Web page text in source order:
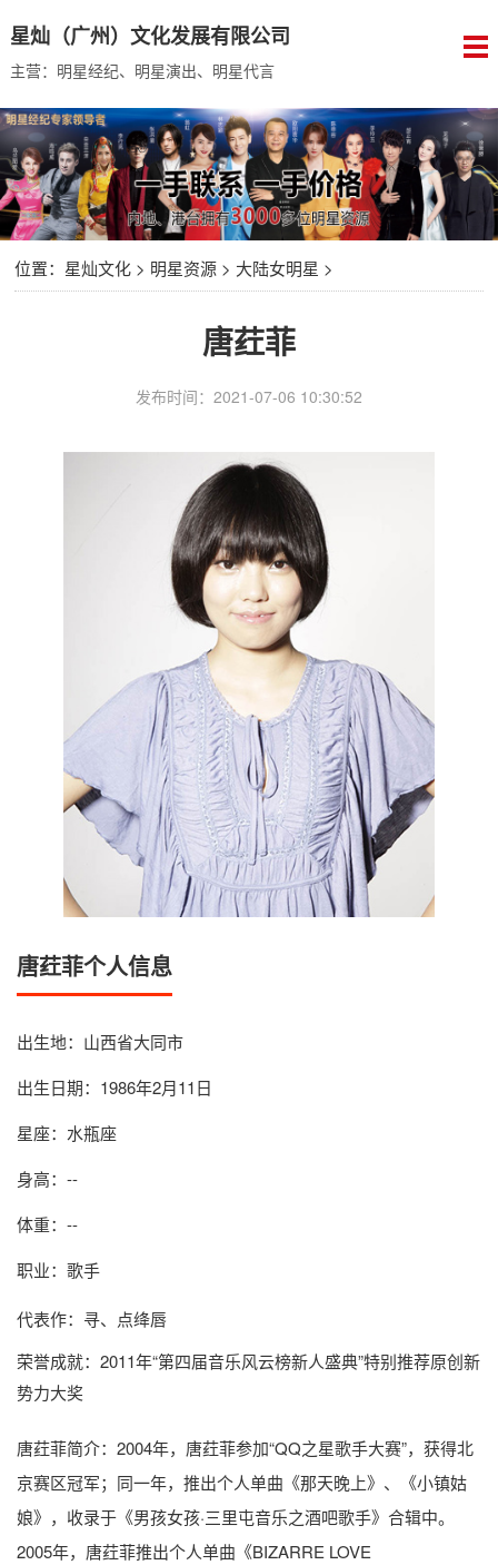
星灿（广州）文化发展有限公司
主营：明星经纪、明星演出、明星代言
位置： 星灿文化> 明星资源> 大陆女明星 >
唐荭菲
发布时间：2021-07-06 10:30:52
唐荭菲个人信息
出生地：山西省大同市
出生日期：1986年2月11日
星座：水瓶座
身高：--
体重：--
职业：歌手
代表作：寻、点绛唇
荣誉成就：2011年“第四届音乐风云榜新人盛典”特别推荐原创新
势力大奖
唐荭菲简介：2004年，唐荭菲参加“QQ之星歌手大赛”，获得北
京赛区冠军；同一年，推出个人单曲《那天晚上》、《小镇姑
娘》，收录于《男孩女孩·三里屯音乐之酒吧歌手》合辑中。
2005年，唐荭菲推出个人单曲《BIZARRE LOVE